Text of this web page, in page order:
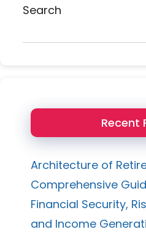
Search
Recent
Architecture of
Comprehensive
Financial Security,
and Income